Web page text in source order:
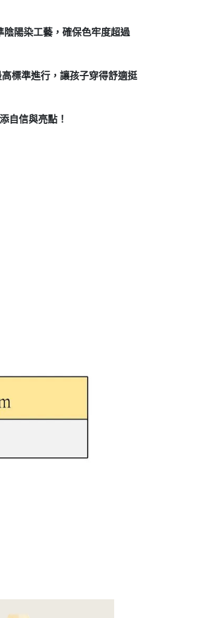
陽染工藝，確保色牢度超過
標準進行，讓孩子穿得舒適挺
自信與亮點！